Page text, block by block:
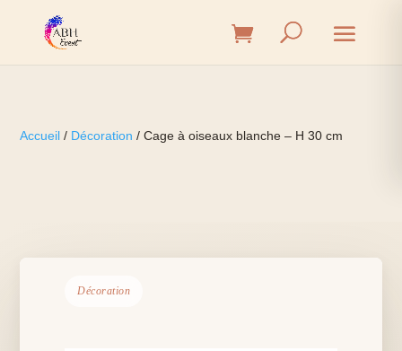
Accueil / Décoration / Cage à oiseaux blanche – H 30 cm
Décoration